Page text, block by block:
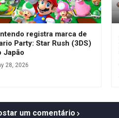
registra marca de
Party: Star Rush (3DS)
Japão
28, 2026
um comentário